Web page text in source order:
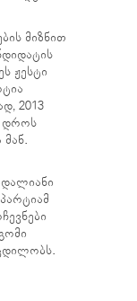
მიზნით
ჟესტი
2013
დროს
მან.